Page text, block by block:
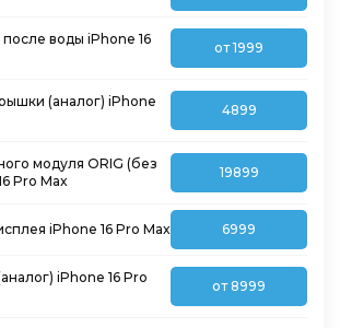
воды iPhone 16
от 1999
(аналог) iPhone
4899
модуля ORIG (без
Pro Max
19899
iPhone 16 Pro Max 6999
iPhone 16 Pro
от 8999